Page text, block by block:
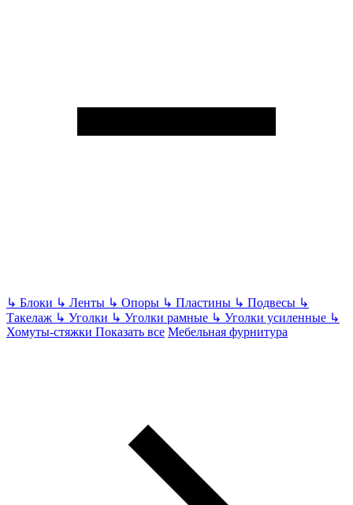
↳ Блоки ↳ Ленты ↳ Опоры ↳ Пластины ↳ Подвесы ↳
Такелаж ↳ Уголки ↳ Уголки рамные ↳ Уголки усиленные ↳
Хомуты-стяжки Показать все Мебельная фурнитура